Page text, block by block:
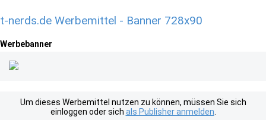
t-nerds.de Werbemittel - Banner 728x90
Werbebanner
Um dieses Werbemittel nutzen zu können, müssen Sie sich
einloggen oder sich als Publisher anmelden